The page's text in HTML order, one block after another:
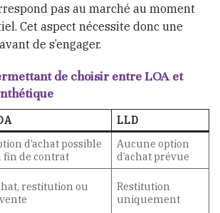
pas au marché au moment
Cet aspect nécessite donc une
de s’engager.
de choisir entre LOA et
LLD
d’achat possible
fin de contrat
Aucune option
d’achat prévue
restitution ou
Restitution
uniquement